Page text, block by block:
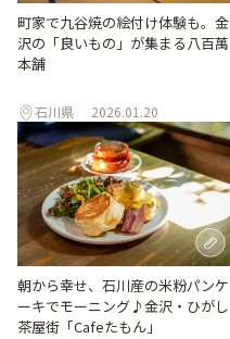
町家で九谷焼の絵付け体験も。金
沢の「良いもの」が集まる八百萬
本舗
石川県 2026.01.20
朝から幸せ、石川産の米粉パンケ
ーキでモーニング♪金沢・ひがし
茶屋街「Cafeたもん」